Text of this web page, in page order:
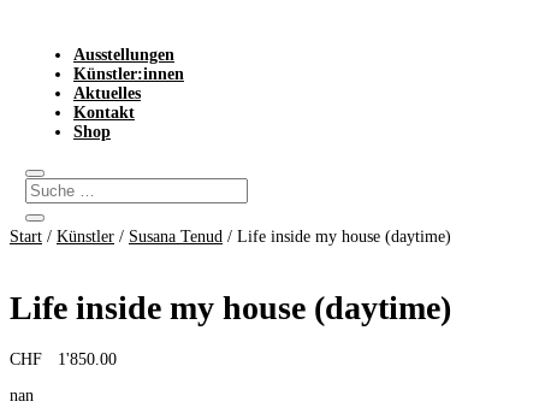
Ausstellungen
Künstler:innen
Aktuelles
Kontakt
Shop
Start / Künstler / Susana Tenud / Life inside my house (daytime)
Life inside my house (daytime)
CHF
1'850.00
nan